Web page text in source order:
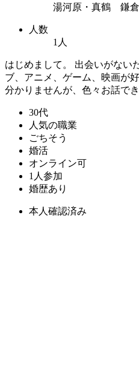
湯河原・真鶴 鎌
人数
1人
はじめまして。 出会いがない
ブ、アニメ、ゲーム、映画が
分かりませんが、色々お話で
30代
人気の職業
ごちそう
婚活
オンライン可
1人参加
婚歴あり
本人確認済み